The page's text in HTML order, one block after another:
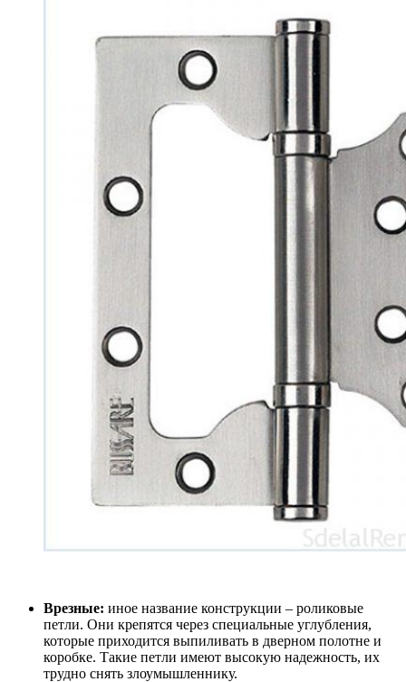
Врезные: иное название конструкции – роликовые
петли. Они крепятся через специальные углубления,
которые приходится выпиливать в дверном полотне и
коробке. Такие петли имеют высокую надежность, их
трудно снять злоумышленнику.